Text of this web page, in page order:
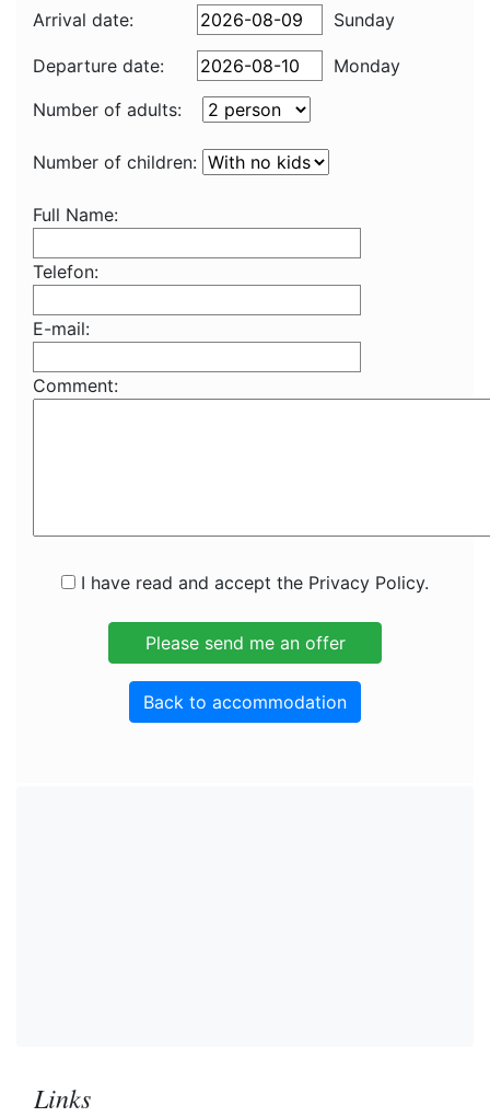
Arrival date: Sunday
Departure date:
Monday
Number of adults:
Number of children:
Full Name:
Telefon:
E-mail:
Comment:
I have read and accept the Privacy Policy.
Back to accommodation
Links